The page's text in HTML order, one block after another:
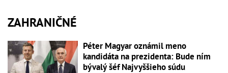
ZAHRANIČNÉ
Péter Magyar oznámil meno
kandidáta na prezidenta: Bude ním
bývalý šéf Najvyššieho súdu